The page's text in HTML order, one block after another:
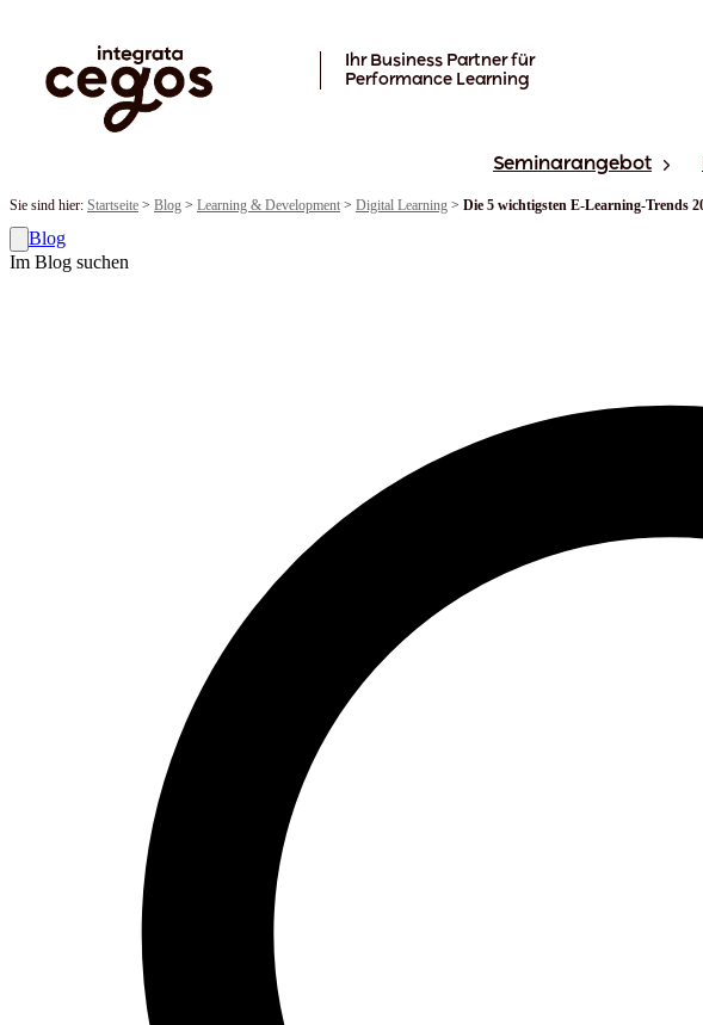
Ihr Business Partner für
Performance Learning
Seminarangebot
Sie sind hier: Startseite > Blog > Learning & Development > Digital Learning > Die 5 wichtigsten E-Learning-Trends
Blog
Im Blog suchen